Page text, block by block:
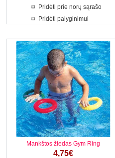
Pridėti prie norų sąrašo
Pridėti palyginimui
Mankštos žiedas Gym Ring
4,75€